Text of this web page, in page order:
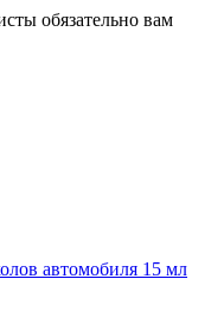
обязательно вам
автомобиля 15 мл